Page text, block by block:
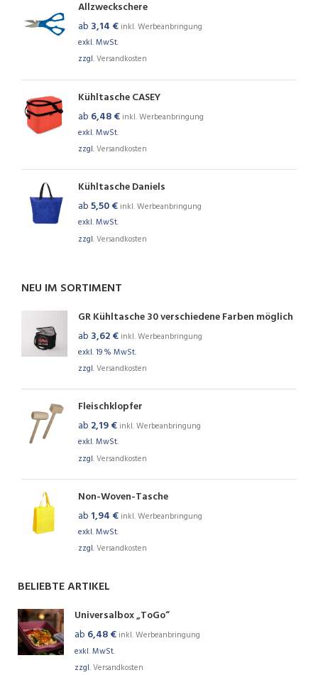
Allzweckschere
ab 3,14 € inkl. Werbeanbringung
exkl. MwSt.
zzgl.Versandkosten
Kühltasche CASEY
ab 6,48€ inkl. Werbeanbringung
exkl. MwSt.
zzgl.Versandkosten
Kühltasche Daniels
ab5,50€ inkl. Werbeanbringung
exkl. MwSt.
zzgl.Versandkosten
NEU IM SORTIMENT
GR Kühltasche 30 verschiedene Farben möglich
ab 3,62€ inkl. Werbeanbringung
exkl. 19 % MwSt.
zzgl.Versandkosten
Fleischklopfer
ab 2,19€ inkl. Werbeanbringung
exkl. MwSt.
zzgl.Versandkosten
Non-Woven-Tasche
ab 1,94 € inkl. Werbeanbringung
exkl. MwSt.
zzgl.Versandkosten
BELIEBTE ARTIKEL
Universalbox „ToGo“
ab 6,48€ inkl. Werbeanbringung
exkl. MwSt.
zzgl.Versandkosten